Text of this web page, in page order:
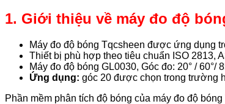
1. Giới thiệu về máy đo độ
Máy đo độ bóng Tqcsheen được ứng dụng
Thiết bị phù hợp theo tiêu chuẩn ISO 2813,
Máy đo độ bóng GL0030, Góc đo: 20° / 60°/
Ứng dụng: góc 20 được chọn trong trường
Phần mềm phân tích độ bóng của máy đo độ